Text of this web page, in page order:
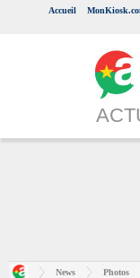
Accueil
News Photos